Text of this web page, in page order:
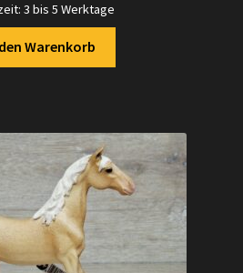
3 bis 5 Werktage
Warenkorb